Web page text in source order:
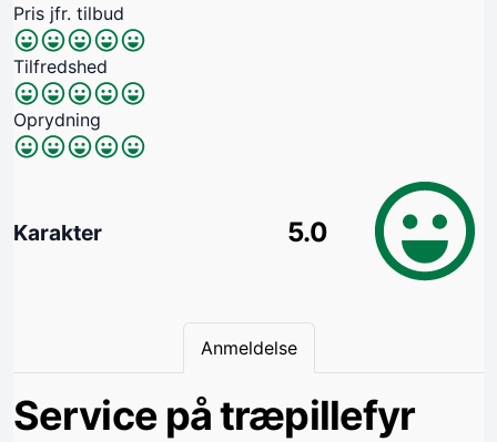
Pris jfr. tilbud
Tilfredshed
Oprydning
Karakter 5.0
Anmeldelse
Service på træpillefyr